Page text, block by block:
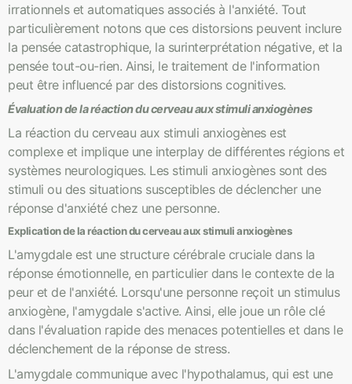
irrationnels et automatiques associés à l'anxiété. Tout
particulièrement notons que ces distorsions peuvent inclure
la pensée catastrophique, la surinterprétation négative, et la
pensée tout-ou-rien. Ainsi, le traitement de l'information
peut être influencé par des distorsions cognitives.
Évaluation de la réaction du cerveau aux stimuli anxiogènes
La réaction du cerveau aux stimuli anxiogènes est
complexe et implique une interplay de différentes régions et
systèmes neurologiques. Les stimuli anxiogènes sont des
stimuli ou des situations susceptibles de déclencher une
réponse d'anxiété chez une personne.
Explication de la réaction du cerveau aux stimuli anxiogènes
L'amygdale est une structure cérébrale cruciale dans la
réponse émotionnelle, en particulier dans le contexte de la
peur et de l'anxiété. Lorsqu'une personne reçoit un stimulus
anxiogène, l'amygdale s'active. Ainsi, elle joue un rôle clé
dans l'évaluation rapide des menaces potentielles et dans le
déclenchement de la réponse de stress.
L'amygdale communique avec l'hypothalamus, qui est une